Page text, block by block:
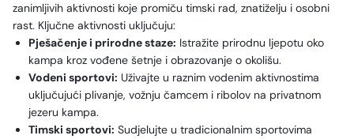
zanimljivih aktivnosti koje promiču timski rad, znatiželju i osobni
rast. Ključne aktivnosti uključuju:
Pješačenje i prirodne staze: Istražite prirodnu ljepotu oko
kampa kroz vođene šetnje i obrazovanje o okolišu.
Vodeni sportovi: Uživajte u raznim vodenim aktivnostima
uključujući plivanje, vožnju čamcem i ribolov na privatnom
jezeru kampa.
Timski sportovi: Sudjelujte u tradicionalnim sportovima